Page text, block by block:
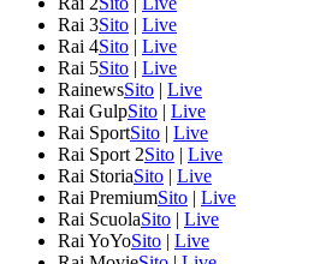
Rai 3Sito | Live
Rai 4Sito | Live
Rai 5Sito | Live
RainewsSito | Live
Rai GulpSito | Live
Rai SportSito | Live
Rai Sport 2Sito | Live
Rai StoriaSito | Live
Rai PremiumSito | Live
Rai ScuolaSito | Live
Rai YoYoSito | Live